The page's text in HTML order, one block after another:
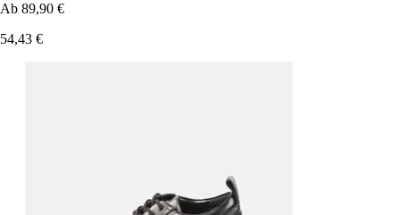
Ab 89,90 €
54,43 €